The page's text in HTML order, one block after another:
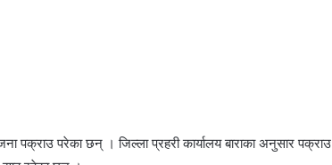
पक्राउ परेका छन् । जिल्ला प्रहरी कार्यालय बाराका अनुसार पक्राउ